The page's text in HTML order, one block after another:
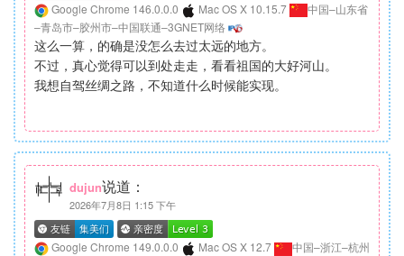
Google Chrome 146.0.0.0 Mac OS X 10.15.7
中国–山东省
–青岛市–胶州市–中国联通–3GNET网络
这么一算，的确是没怎么去过太远的地方。
不过，真心觉得可以到处走走，看看祖国的大好河山。
我想自驾丝绸之路，不知道什么时候能实现。
dujun说道：
2026年7月8日 1:15 下午
Google Chrome 149.0.0.0 Mac OS X 12.7
中国–浙江–杭州